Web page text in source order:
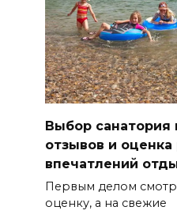
Выбор санатория
отзывов и
впечатлений
Первым делом
оценку, а на свежие